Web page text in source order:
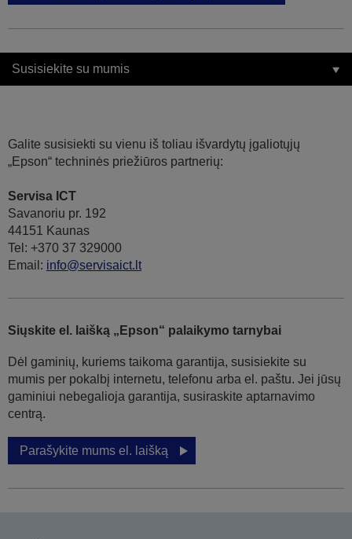
Susisiekite su mumis
Galite susisiekti su vienu iš toliau išvardytų įgaliotųjų
„Epson“ techninės priežiūros partnerių:
Servisa ICT
Savanoriu pr. 192
44151 Kaunas
Tel: +370 37 329000
Email: info@servisaict.lt
Siųskite el. laišką „Epson“ palaikymo tarnybai
Dėl gaminių, kuriems taikoma garantija, susisiekite su
mumis per pokalbį internetu, telefonu arba el. paštu. Jei jūsų
gaminiui nebegalioja garantija, susiraskite aptarnavimo
centrą.
Parašykite mums el. laišką